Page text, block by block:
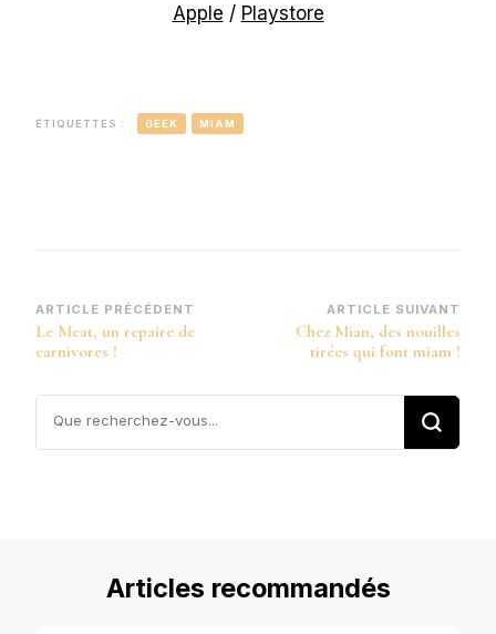
Apple / Playstore
ÉTIQUETTES : GEEK MIAM
Navigation
d’article
ARTICLE PRÉCÉDENT
Le Meat, un repaire de
carnivores !
ARTICLE SUIVANT
Chez Mian, des nouilles
tirées qui font miam !
Articles recommandés